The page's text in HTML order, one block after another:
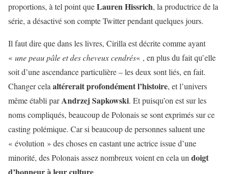
proportions, à tel point queLauren Hissrich, la productrice de la
série, a désactivé son compte Twitter pendant quelques jours.
Il faut dire que dans les livres, Cirilla est décrite comme ayant
« une peau pâle et des cheveux cendrés« , en plus du fait qu’elle
soit d’une ascendance particulière – les deux sont liés, en fait.
Changer cela altérerait profondément l’histoire, et l’univers
même établi parAndrzej Sapkowski. Et puisqu’on est sur les
noms compliqués, beaucoup de Polonais se sont exprimés sur ce
casting polémique. Car si beaucoup de personnes saluent une
« évolution » des choses en castant une actrice issue d’une
minorité, des Polonais assez nombreux voient en cela un doigt
.